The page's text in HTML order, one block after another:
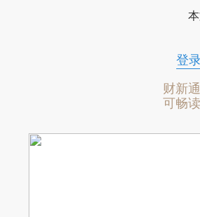
登
财新
可畅